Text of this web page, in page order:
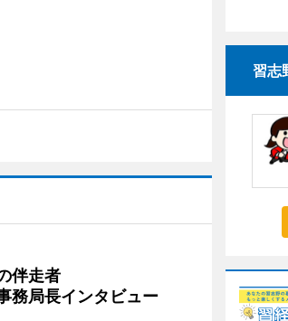
伴走者
務局長インタビュー
習志